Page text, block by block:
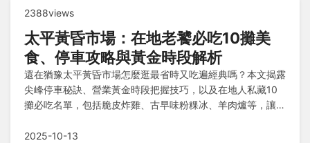
2388views
太平黃昏市場：在地老饕必吃10攤美
食、停車攻略與黃金時段解析
還在猶豫太平黃昏市場怎麼逛最省時又吃遍經典嗎？本文揭露
尖峰停車秘訣、營業黃金時段把握技巧，以及在地人私藏10
攤必吃名單，包括脆皮炸雞、古早味粉粿冰、羊肉爐等，讓你
2025-10-13